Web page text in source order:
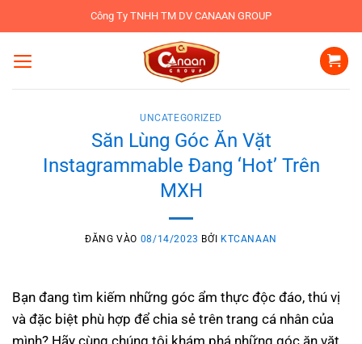
qua
nội
Công Ty TNHH TM DV CANAAN GROUP
UNCATEGORIZED
Săn Lùng Góc Ăn Vặt
Instagrammable Đang ‘Hot’ Trên
MXH
ĐĂNG VÀO 08/14/2023 BỞI KTCANAAN
Bạn đang tìm kiếm những góc ẩm thực độc đáo, thú vị
và đặc biệt phù hợp để chia sẻ trên trang cá nhân của